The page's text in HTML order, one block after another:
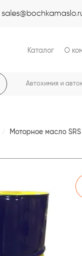
Каталог О
Автохимия и
Моторное масло